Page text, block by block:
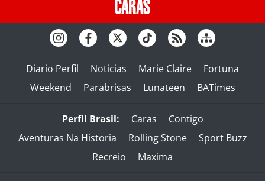
Diario Perfil Noticias Marie Claire
Fortuna
Weekend
Parabrisas Lunateen BATimes
Perfil Brasil: Caras
Contigo
Aventuras Na Historia
Rolling Stone
Sport Buzz
Recreio
Maxima